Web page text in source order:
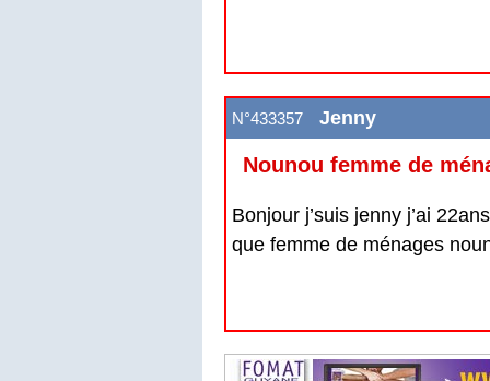
N°433357 Jenny
Nounou femme de
Bonjour j’suis jenny j’ai
que femme de ménages